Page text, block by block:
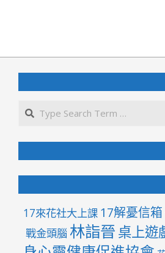
06-
21
17來花社大上課 17解憂信箱
戰金頭腦 林詣晉桌上遊